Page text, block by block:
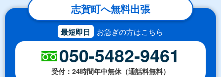
志賀町へ無料出張
最短即日 お急ぎの方はこちら
050-5482-9461
受付：24時間年中無休（通話料無料）